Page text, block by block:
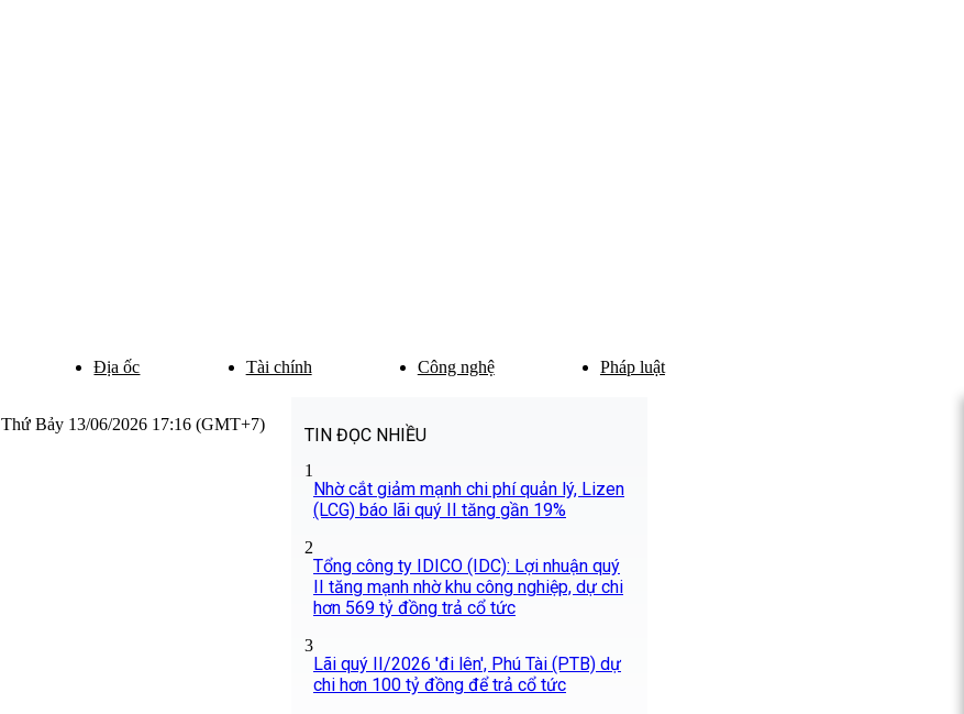
Địa ốc Tài chính Công nghệ Pháp luật
Thứ Bảy 13/06/2026 17:16 (GMT+7)
TIN ĐỌC NHIỀU
1
Nhờ cắt giảm mạnh chi phí quản lý, Lizen
(LCG) báo lãi quý II tăng gần 19%
2
Tổng công ty IDICO (IDC): Lợi nhuận quý
II tăng mạnh nhờ khu công nghiệp, dự chi
hơn 569 tỷ đồng trả cổ tức
3
Lãi quý II/2026 'đi lên', Phú Tài (PTB) dự
chi hơn 100 tỷ đồng để trả cổ tức